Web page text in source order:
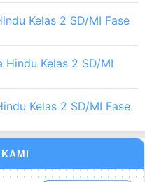
Kelas 2 SD/MI Fase
Hindu Kelas 2 SD/MI
Kelas 2 SD/MI Fase